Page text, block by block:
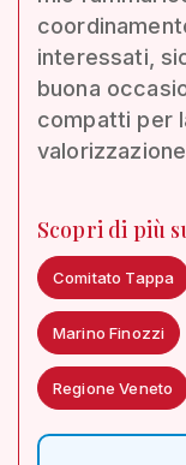
interessati,
buona
compatti per
Scopri di più
Comitato Tappa
Marino Finozzi
Regione Veneto